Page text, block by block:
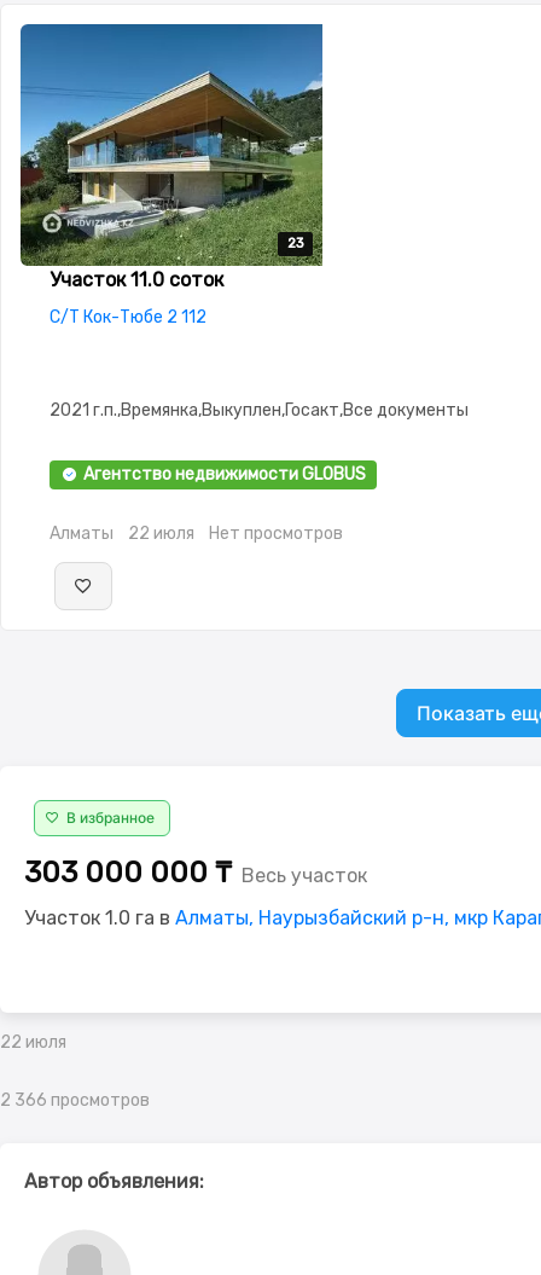
23
23
23
23
23
Участок 11.0 соток
С/Т Кок-Тюбе 2 112
2021 г.п.,Времянка,Выкуплен,Госакт,Все документы
Агентство недвижимости GLOBUS
Алматы 22 июля Нет просмотров
Показать
В избранное
303 000 000 ₸ Весь участок
Участок 1.0 га в Алматы, Наурызбайский р-н, мкр
22 июля
2 366 просмотров
Автор объявления: